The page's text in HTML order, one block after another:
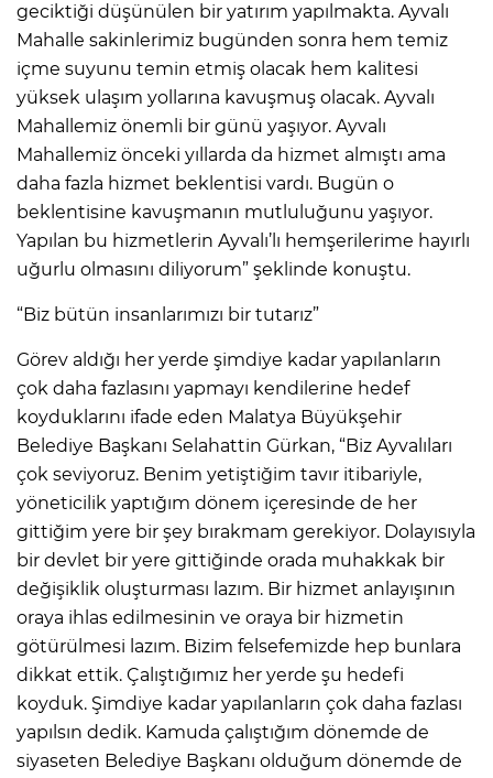
geciktiği düşünülen bir yatırım yapılmakta. Ayvalı
Mahalle sakinlerimiz bugünden sonra hem temiz
içme suyunu temin etmiş olacak hem kalitesi
yüksek ulaşım yollarına kavuşmuş olacak. Ayvalı
Mahallemiz önemli bir günü yaşıyor. Ayvalı
Mahallemiz önceki yıllarda da hizmet almıştı ama
daha fazla hizmet beklentisi vardı. Bugün o
beklentisine kavuşmanın mutluluğunu yaşıyor.
Yapılan bu hizmetlerin Ayvalı’lı hemşerilerime hayırlı
uğurlu olmasını diliyorum” şeklinde konuştu.
“Biz bütün insanlarımızı bir tutarız”
Görev aldığı her yerde şimdiye kadar yapılanların
çok daha fazlasını yapmayı kendilerine hedef
koyduklarını ifade eden Malatya Büyükşehir
Belediye Başkanı Selahattin Gürkan, “Biz Ayvalıları
çok seviyoruz. Benim yetiştiğim tavır itibariyle,
yöneticilik yaptığım dönem içeresinde de her
gittiğim yere bir şey bırakmam gerekiyor. Dolayısıyla
bir devlet bir yere gittiğinde orada muhakkak bir
değişiklik oluşturması lazım. Bir hizmet anlayışının
oraya ihlas edilmesinin ve oraya bir hizmetin
götürülmesi lazım. Bizim felsefemizde hep bunlara
dikkat ettik. Çalıştığımız her yerde şu hedefi
koyduk. Şimdiye kadar yapılanların çok daha fazlası
yapılsın dedik. Kamuda çalıştığım dönemde de
siyaseten Belediye Başkanı olduğum dönemde de